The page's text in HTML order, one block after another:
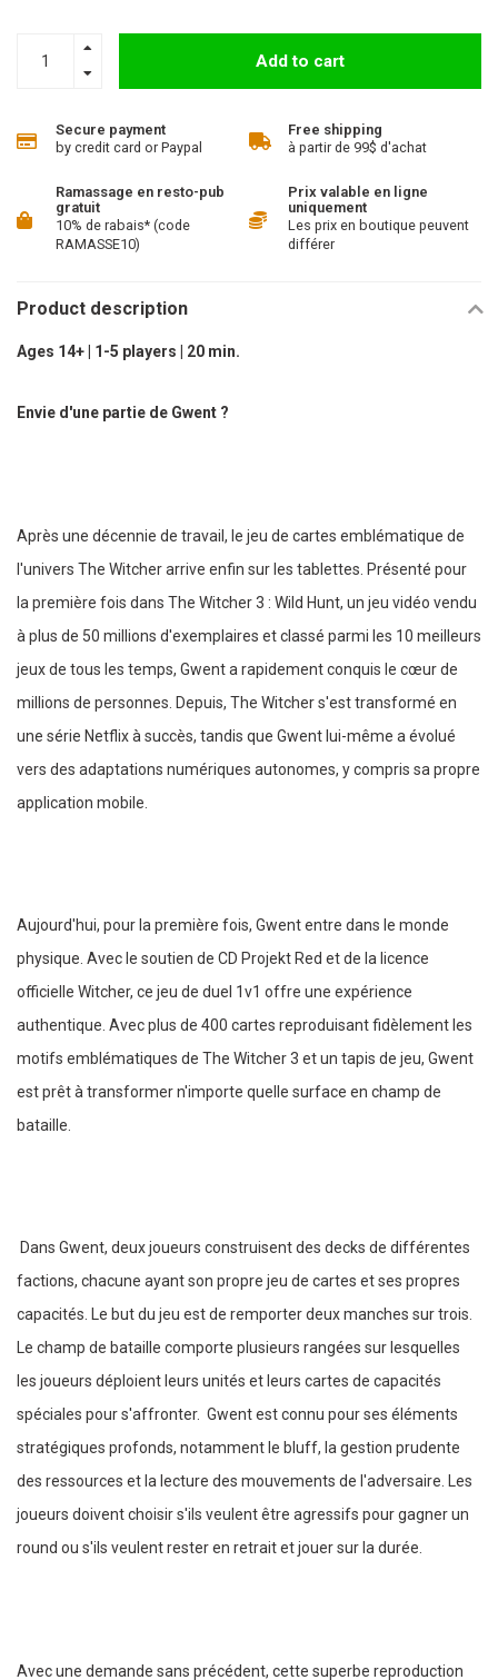
Add to cart
Secure payment
by credit card or Paypal
Free shipping
à partir de 99$ d'achat
Ramassage en resto-pub
gratuit
10% de rabais* (code
RAMASSE10)
Prix valable en ligne
uniquement
Les prix en boutique peuvent
différer
Product description
Ages 14+ | 1-5 players | 20 min.
Envie d'une partie de Gwent ?
Après une décennie de travail, le jeu de cartes emblématique de
l'univers The Witcher arrive enfin sur les tablettes. Présenté pour
la première fois dans The Witcher 3 : Wild Hunt, un jeu vidéo vendu
à plus de 50 millions d'exemplaires et classé parmi les 10 meilleurs
jeux de tous les temps, Gwent a rapidement conquis le cœur de
millions de personnes. Depuis, The Witcher s'est transformé en
une série Netflix à succès, tandis que Gwent lui-même a évolué
vers des adaptations numériques autonomes, y compris sa propre
application mobile.
Aujourd'hui, pour la première fois, Gwent entre dans le monde
physique. Avec le soutien de CD Projekt Red et de la licence
officielle Witcher, ce jeu de duel 1v1 offre une expérience
authentique. Avec plus de 400 cartes reproduisant fidèlement les
motifs emblématiques de The Witcher 3 et un tapis de jeu, Gwent
est prêt à transformer n'importe quelle surface en champ de
bataille.
Dans Gwent, deux joueurs construisent des decks de différentes
factions, chacune ayant son propre jeu de cartes et ses propres
capacités. Le but du jeu est de remporter deux manches sur trois.
Le champ de bataille comporte plusieurs rangées sur lesquelles
les joueurs déploient leurs unités et leurs cartes de capacités
spéciales pour s'affronter. Gwent est connu pour ses éléments
stratégiques profonds, notamment le bluff, la gestion prudente
des ressources et la lecture des mouvements de l'adversaire. Les
joueurs doivent choisir s'ils veulent être agressifs pour gagner un
round ou s'ils veulent rester en retrait et jouer sur la durée.
Avec une demande sans précédent, cette superbe reproduction